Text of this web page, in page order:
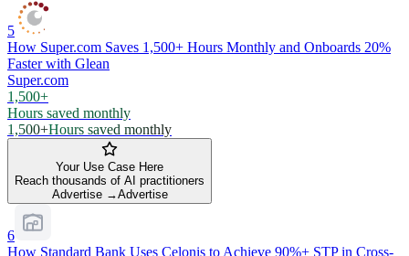
5
How Super.com Saves 1,500+ Hours Monthly and Onboards 20%
Faster with Glean
Super.com
1,500+
Hours saved monthly
1,500+Hours saved monthly
Your Use Case Here
Reach thousands of AI practitioners
Advertise →Advertise
6
How Standard Bank Uses Celonis to Achieve 90%+ STP in Cross-